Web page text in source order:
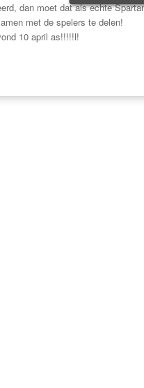
dan moet dat als echte
met de spelers te delen!
10 april as!!!!!l!